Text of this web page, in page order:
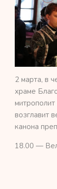
2 марта, в
храме
возглавит
канона
18.00 —